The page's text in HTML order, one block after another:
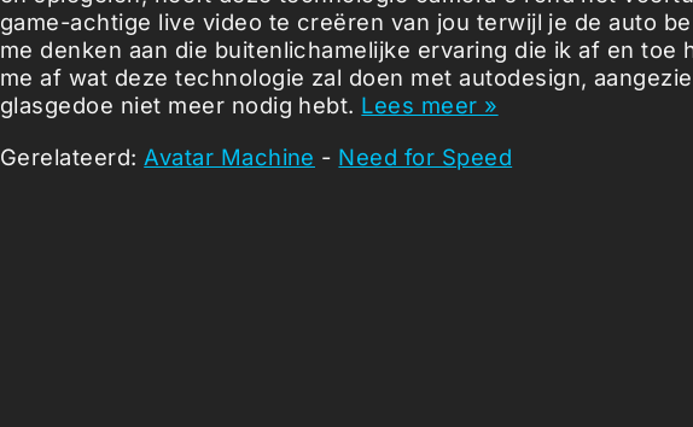
game-achtige live video te creëren van jou terwijl je de auto
me denken aan die buitenlichamelijke ervaring die ik af en toe
me af wat deze technologie zal doen met autodesign,
glasgedoe niet meer nodig hebt. Lees meer »
Gerelateerd: Avatar Machine - Need for Speed